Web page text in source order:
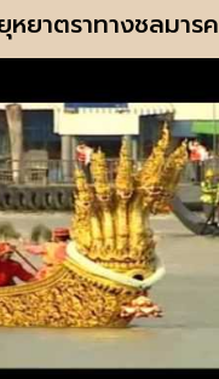
ยาตราทางชลมารค